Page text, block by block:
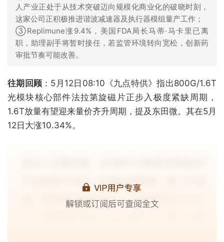
人产业正处于从技术突破迈向规模化商业化的破晓时刻，
这家公司正积极推进谐波减速器及执行器模组量产工作；
③Replimune涨9.4%，美国FDA局长马蒂·马卡里已离
职，助理副手将暂时接任，若监管环境转向宽松，创新药
审批节奏可能改善。
往期回顾 ：5月12日08:10《九点特供》指出800G/1.6T
光模块核心部件法拉第旋磁片正步入极度紧缺周期，
1.6T放量有望迎来量价齐升周期，提及东田微。其在5月
12日大涨10.34%。